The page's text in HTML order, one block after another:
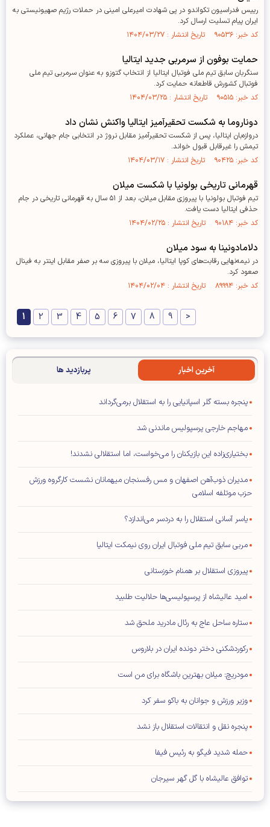
رییس فدراسیون تکواندو در پی شهادت امیرعلی امینی در حملات رژیم صهیونیستی به
ایران پیام تسلیت ارسال کرد.
کد خبر: ۹۰۵۳۶ تاریخ انتشار : ۱۴۰۴/۰۳/۲۷
حمایت بوفون از سرمربی جدید ایتالیا
سنگربان سابق تیم ملی فوتبال ایتالیا از انتخاب گتوزو به عنوان سرمربی تیم ملی
فوتبال کشورش قاطعانه حمایت کرد.
کد خبر: ۹۰۵۱۵ تاریخ انتشار : ۱۴۰۴/۰۳/۲۵
دوناروما به شکست تحقیرآمیز ایتالیا واکنش نشان داد
دروازه‌بان ایتالیا، پس از شکست تحقیرآمیز مقابل نروژ در انتخابی جام جهانی، عملکرد
تیمش را غیرقابل قبول خواند.
کد خبر: ۹۰۴۲۵ تاریخ انتشار : ۱۴۰۴/۰۳/۱۷
قهرمانی تاریخی بولونیا با شکست میلان
تیم فوتبال بولونیا با پیروزی مقابل میلان، بعد از ۵۱ سال به قهرمانی تاریخی در جام
حذفی ایتالیا دست یافت.
کد خبر: ۹۰۱۸۴ تاریخ انتشار : ۱۴۰۴/۰۲/۲۵
دلامادونینا به سود میلان
در نیمه‌نهایی رقابت‌های کوپا ایتالیا، میلان با پیروزی سه بر صفر مقابل اینتر به فینال
صعود کرد.
کد خبر: ۸۹۹۹۴ تاریخ انتشار : ۱۴۰۴/۰۲/۰۴
1 2 3 4 5 6 7 8 9 >
آخرین اخبار پربازدید ها
پنجره بسته گلر اسپانیایی را به استقلال برمی‌گرداند
مهاجم خارجی پرسپولیس ماندنی شد
بختیاری‌زاده این بازیکنان را می‌خواست، اما استقلالی نشدند!
مدیران ذوب‌آهن اصفهان و مس رفسنجان میهمانان نشست کارگروه ورزش
حزب موتلفه اسلامی
یاسر آسانی استقلال را به دردسر می‌اندازد؟
مربی سابق تیم ملی فوتبال ایران روی نیمکت ایتالیا
پیروزی استقلال بر همنام خوزستانی
امید عالیشاه از پرسپولیسی‌ها حلالیت طلبید
ستاره ساحل عاج به رئال مادرید ملحق شد
رکوردشکنی دختر دونده ایران در بلاروس
مودریچ: میلان بهترین باشگاه برای من است
وزیر ورزش و جوانان به باکو سفر کرد
پنجره نقل و انتقالات استقلال باز نشد
حمله شدید فیگو به رئیس فیفا
توافق عالیشاه با گل گهر سیرجان
رامین رضاییان از استقلال جدا شد